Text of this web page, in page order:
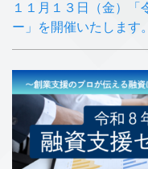
１１月１３日（金）「
ー」を開催いたします。